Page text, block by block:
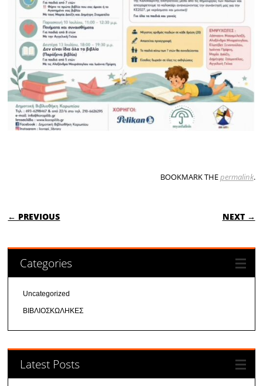
BOOKMARK THEpermalink.
POST NAVIGATION
← PREVIOUS NEXT →
Categories
Uncategorized
ΒΙΒΛΙΟΣΚΩΛΗΚΕΣ
Latest Posts